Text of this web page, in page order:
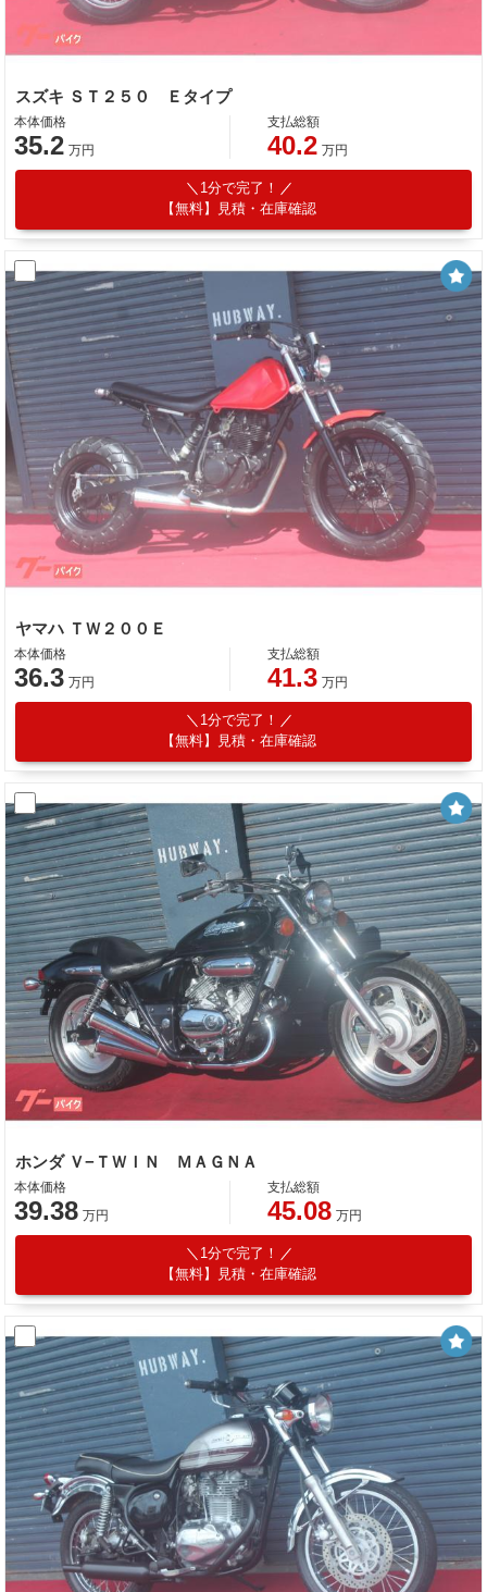
スズキ ＳＴ２５０ Ｅタイプ
本体価格
35.2 万円
支払総額
40.2 万円
1分で完了！
【無料】見積・在庫確認
ヤマハ ＴＷ２００Ｅ
本体価格
36.3 万円
支払総額
41.3 万円
1分で完了！
【無料】見積・在庫確認
ホンダ Ｖ−ＴＷＩＮ ＭＡＧＮＡ
本体価格
39.38 万円
支払総額
45.08 万円
1分で完了！
【無料】見積・在庫確認